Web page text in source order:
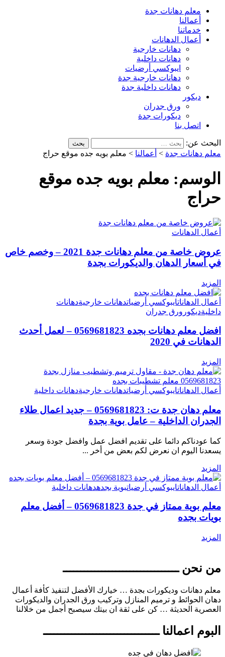
معلم دهانات جدة
أعمالنا
خدماتنا
أعمال الدهانات
دهانات خارجية
دهانات داخلية
ايبوكسي أرضيات
دهانات خارجية جدة
دهانات داخلية جدة
ديكور
ورق جدران
ديكورات جدة
اتصل بنا
البحث عن:
معلم دهانات جدة > أعمالنا > معلم بويه جده موقع حراج
الوسم: معلم بويه جده موقع
حراج
أعمال الدهانات
عروض خاصة من معلم دهانات جدة 2021 – وخصم خاص
في أسعار الدهان والديكورات بجدة
المزيد
أعمال الدهاناتايبوكسي أرضياتدهانات خارجيةدهانات
داخليةديكور ورق جدران
افضل معلم دهانات بجده 0569681823 – لعمل أحدث
الدهانات في 2020
المزيد
أعمال الدهاناتايبوكسي أرضياتدهانات خارجيةدهانات داخلية
معلم دهان جدة ت: 0569681823 – جديد اعمال طلاء
الجدران الداخلية – عامل بوية بجدة
كما عودناكم دائما على تقديم افضل عمل وافضل جودة وسعر
يسعدنا اليوم ان نعرض لكم بعض من أخر ...
المزيد
أعمال الدهاناتايبوكسي أرضياتبوية بجدهدهانات داخلية
معلم بوية ممتاز في جدة 0569681823 – أفضل معلم
بويات بجده
المزيد
من نحن ـــــــــــــــــــــــــــــــــ
معلم دهانات وديكورات بجدة … خيارك الأفضل لتنفيذ كأفة أعمال
دهان الحوائط و ترميم المنازل وتركيب ورق الجدران والديكورات
العصرية الحديثة … كن على ثقة ان بيتك سيصبح أجمل من خلالنا
البوم اعمالنا ـــــــــــــــــــــــــــــــــ